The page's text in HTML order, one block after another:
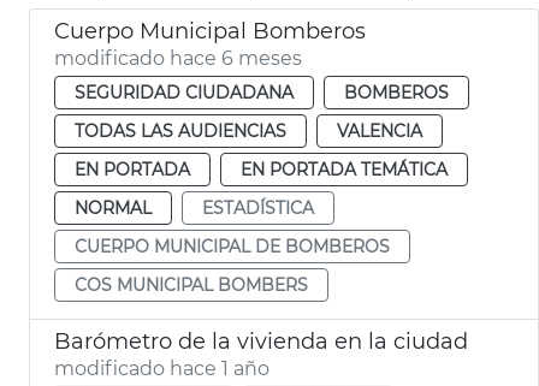
Cuerpo Municipal Bomberos
modificado hace 6 meses
SEGURIDAD CIUDADANA
BOMBEROS
TODAS LAS AUDIENCIAS
VALENCIA
EN PORTADA
EN PORTADA TEMÁTICA
NORMAL
ESTADÍSTICA
CUERPO MUNICIPAL DE BOMBEROS
COS MUNICIPAL BOMBERS
Barómetro de la vivienda en la ciudad
modificado hace 1 año